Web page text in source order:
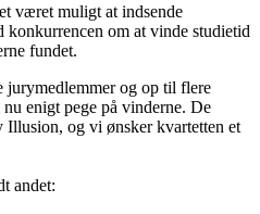
været muligt at indsende
konkurrencen om at vinde studietid
fundet.
og op til flere
enigt pege på vinderne. De
og vi ønsker kvartetten et
andet: